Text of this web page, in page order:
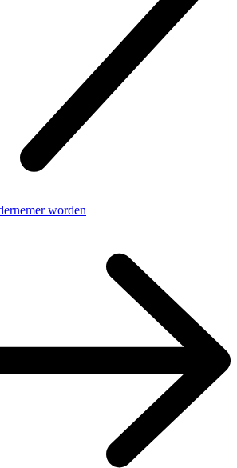
worden